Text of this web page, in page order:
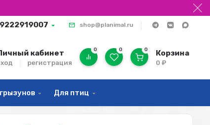
shop@planimal.ru
кабинет
регистрация
0 0 0 Корзина
0₽
Для птиц